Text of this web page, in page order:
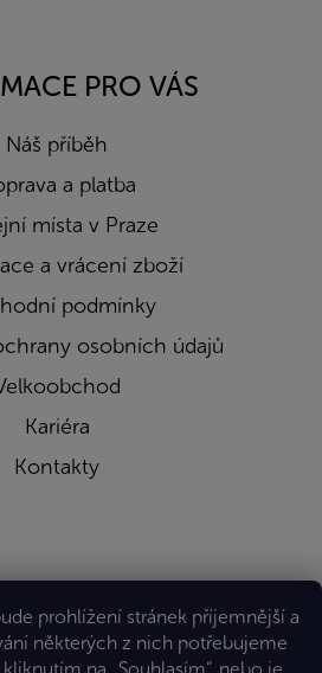
prohlížení stránek příjemnější a
některých z nich potřebujeme
PRO VÁS
Náš příběh
a platba
místa v Praze
a vrácení zboží
podmínky
osobních údajů
Kariéra
Kontakty